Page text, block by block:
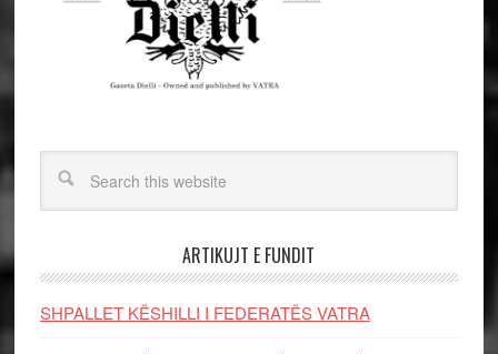
ARTIKUJT E FUNDIT
SHPALLET KËSHILLI I FEDERATËS VATRA